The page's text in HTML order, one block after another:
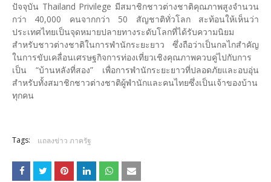
ปัจจุบัน Thailand Privilege มีสมาชิกชาวต่างชาติคุณภาพสูงจำนวน
กว่า 40,000 คนจากกว่า 50 สัญชาติทั่วโลก สะท้อนให้เห็นว่า
ประเทศไทยเป็นจุดหมายปลายทางระดับโลกที่ได้รับความนิยม
สำหรับชาวต่างชาติในการพำนักระยะยาว ซึ่งถือว่าเป็นกลไกสำคัญ
ในการขับเคลื่อนเศรษฐกิจการท่องเที่ยวเชิงคุณภาพควบคู่ไปกับการ
เป็น “บ้านหลังที่สอง” เพื่อการพำนักระยะยาวที่ปลอดภัยและอบอุ่น
สำหรับทั้งสมาชิกชาวต่างชาติผู้พำนักและคนไทยซึ่งเป็นเจ้าของบ้าน
ทุกคน
Tags: แถลงข่าว ภาครัฐ